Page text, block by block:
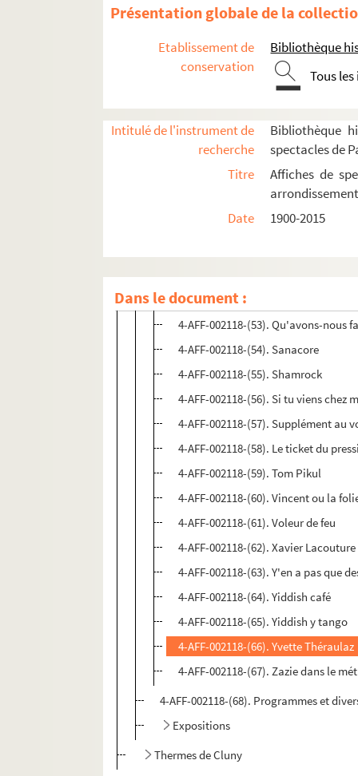
Présentation globale de la
Etablissement de
conservation
Bibliothèque
Tous
Intitulé de l'instrument de
recherche
Bibliothèque
spectacles de
Titre
Affiches de
Date
1900-2015
Dans le document :
4-AFF-002118-(43). Misère
4-AFF-002118-(44). Le moine apostat
4-AFF-002118-(46). L'Odyssée
4-AFF-002118-(47). O-Mau
4-AFF-002118-(48). Les pas en rond
4-AFF-002118-(49). Paule Annen
4-AFF-002118-(50). Paul
4-AFF-002118-(51). Pourquoi-je ?
4-AFF-002118-(52). Provence et
4-AFF-002118-(53). Qu'avons-nous
4-AFF-002118-(54). Sanacore
4-AFF-002118-(55). Shamrock
4-AFF-002118-(56). Si tu viens
4-AFF-002118-(57). Supplément au
4-AFF-002118-(58). Le ticket du
4-AFF-002118-(59). Tom Pikul
4-AFF-002118-(60). Vincent ou la
4-AFF-002118-(61). Voleur de feu
4-AFF-002118-(62). Xavier Lacouture
4-AFF-002118-(63). Y'en a pas que
4-AFF-002118-(64). Yiddish café
4-AFF-002118-(65). Yiddish y tango
4-AFF-002118-(66). Yvette Théraulaz
4-AFF-002118-(67). Zazie dans le
4-AFF-002118-(68). Programmes et
Expositions
Thermes de Cluny